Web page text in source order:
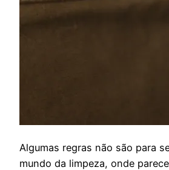
Algumas regras não são para
mundo da limpeza, onde